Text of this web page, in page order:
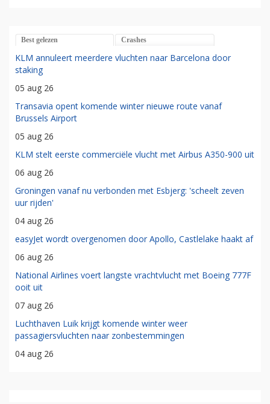
Best gelezen Crashes
KLM annuleert meerdere vluchten naar Barcelona door
staking
05 aug 26
Transavia opent komende winter nieuwe route vanaf
Brussels Airport
05 aug 26
KLM stelt eerste commerciële vlucht met Airbus A350-900 uit
06 aug 26
Groningen vanaf nu verbonden met Esbjerg: 'scheelt zeven
uur rijden'
04 aug 26
easyJet wordt overgenomen door Apollo, Castlelake haakt af
06 aug 26
National Airlines voert langste vrachtvlucht met Boeing 777F
ooit uit
07 aug 26
Luchthaven Luik krijgt komende winter weer
passagiersvluchten naar zonbestemmingen
04 aug 26